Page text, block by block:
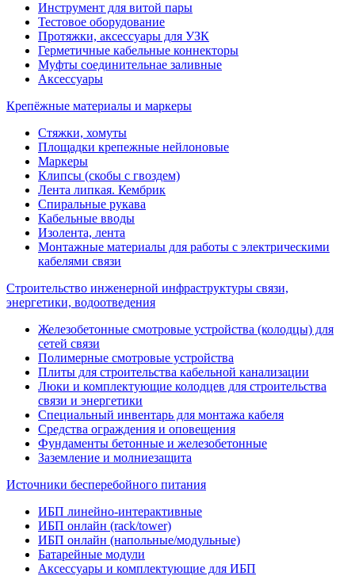
Инструмент для витой пары
Тестовое оборудование
Протяжки, аксессуары для УЗК
Герметичные кабельные коннекторы
Муфты соединительнае заливные
Аксессуары
Крепёжные материалы и маркеры
Стяжки, хомуты
Площадки крепежные нейлоновые
Маркеры
Клипсы (скобы с гвоздем)
Лента липкая. Кембрик
Спиральные рукава
Кабельные вводы
Изолента, лента
Монтажные материалы для работы с электрическими
кабелями связи
Строительство инженерной инфраструктуры связи,
энергетики, водоотведения
Железобетонные смотровые устройства (колодцы) для
сетей связи
Полимерные смотровые устройства
Плиты для строительства кабельной канализации
Люки и комплектующие колодцев для строительства
связи и энергетики
Специальный инвентарь для монтажа кабеля
Средства ограждения и оповещения
Фундаменты бетонные и железобетонные
Заземление и молниезащита
Источники бесперебойного питания
ИБП линейно-интерактивные
ИБП онлайн (rack/tower)
ИБП онлайн (напольные/модульные)
Батарейные модули
Аксессуары и комплектующие для ИБП